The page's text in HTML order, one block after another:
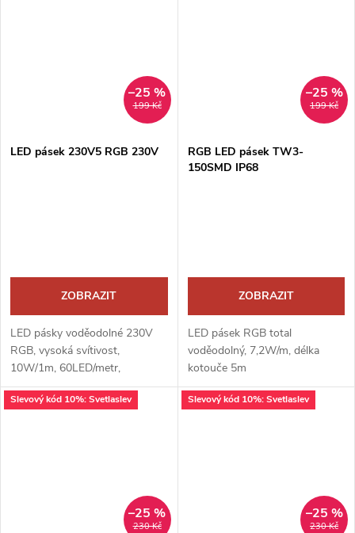
199 Kč
–25 %
LED pásek 230V5 RGB 230V
ZOBRAZIT
LED pásky voděodolné 230V
RGB, vysoká svítivost,
10W/1m, 60LED/metr,
199 Kč
–25 %
RGB LED pásek TW3-
150SMD IP68
ZOBRAZIT
LED pásek RGB total
voděodolný, 7,2W/m, délka
kotouče 5m
Slevový kód 10%: Svetlaslev
230 Kč
–25 %
Slevový kód 10%: Svetlaslev
230 Kč
–25 %